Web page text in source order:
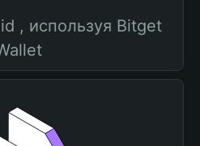
, используя Bitget